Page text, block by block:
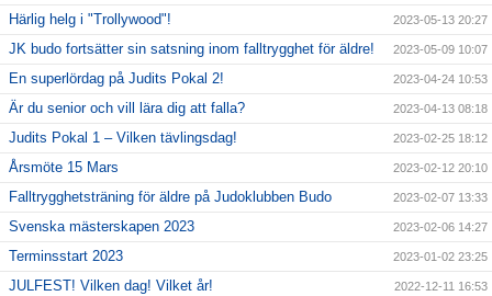
Härlig helg i "Trollywood"! 2023-05-13 20:27
JK budo fortsätter sin satsning inom falltrygghet för äldre! 2023-05-09 10:07
En superlördag på Judits Pokal 2! 2023-04-24 10:53
Är du senior och vill lära dig att falla? 2023-04-13 08:18
Judits Pokal 1 – Vilken tävlingsdag! 2023-02-25 18:12
Årsmöte 15 Mars 2023-02-12 20:10
Falltrygghetsträning för äldre på Judoklubben Budo 2023-02-07 13:33
Svenska mästerskapen 2023 2023-02-06 14:27
Terminsstart 2023 2023-01-02 23:25
JULFEST! Vilken dag! Vilket år! 2022-12-11 16:53